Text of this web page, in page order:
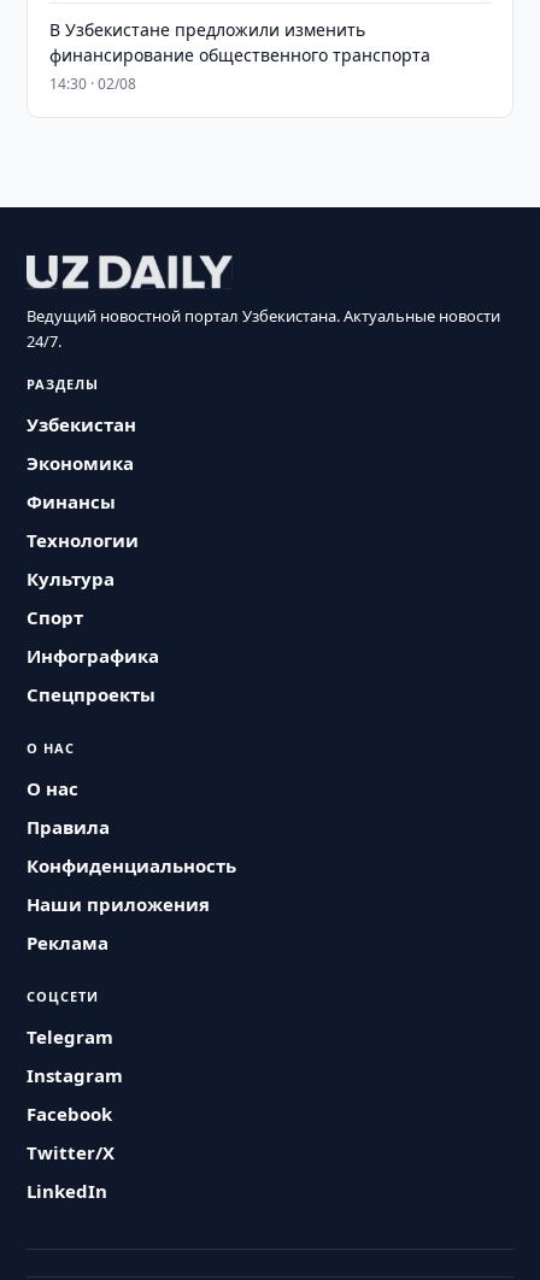
В Узбекистане предложили изменить
финансирование общественного транспорта
14:30 · 02/08
Ведущий новостной портал Узбекистана. Актуальные новости
24/7.
РАЗДЕЛЫ
Узбекистан
Экономика
Финансы
Технологии
Культура
Спорт
Инфографика
Спецпроекты
О НАС
О нас
Правила
Конфиденциальность
Наши приложения
Реклама
СОЦСЕТИ
Telegram
Instagram
Facebook
Twitter/X
LinkedIn